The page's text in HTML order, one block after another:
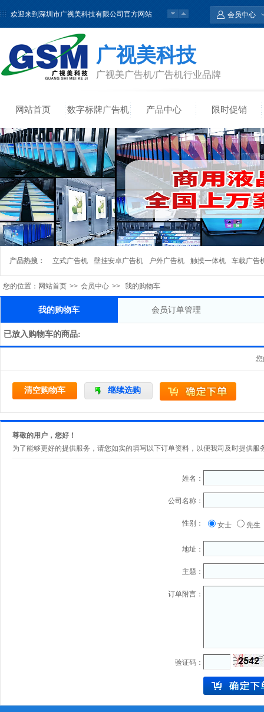
欢迎来到深圳市广视美科技有限公司官方网站
会员中心
广视美科技
广视美广告机/广告机行业品牌
网站首页 数字标牌广告机 产品中心 限时促销
产品热搜： 立式广告机 壁挂安卓广告机 户外广告机 触摸一体机 车载广告
您的位置： 网站首页 >> 会员中心 >> 我的购物车
我的购物车 会员订单管理
已放入购物车的商品:
清空购物车 继续选购
尊敬的用户，您好！
为了能够更好的提供服务，请您如实的填写以下订单资料，以便我司及时提供服
姓名：
公司名称：
性别： 女士 先生
地址：
主题：
订单附言：
验证码：